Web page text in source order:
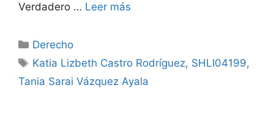
Verdadero … Leer más
Categorías
Derecho
Etiquetas
Katia Lizbeth Castro Rodríguez, SHLI04199,
Tania Sarai Vázquez Ayala